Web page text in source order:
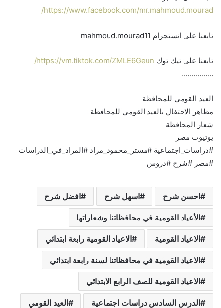
https://www.facebook.com/mr.mahmoud.mourad/
تابعنا على انستجرام mahmoud.mourad11
تابعنا على تيك توك https://vm.tiktok.com/ZMLE6Geun/
…………….
العيد القومي للمحافظة
مظاهر الاحتفال بالعيد القومي للمحافظة
شعار المحافظة
يوتيوب مصر
#دراسات_اجتماعية #مستر_محمود_مراد #المراد_في_الدراسات
#مصر #شرح #دروس
احسن شرح اسهل شرح افضل شرح
الأعياد القومية في محافظاتنا وشعاراتها
الاعياد القومية الاعياد القومية رابعة ابتدائي
الاعياد القومية في محافظاتنا لسنة رابعة ابتدائي
الاعياد القومية للصف الرابع الابتدائي
الدرس السادس دراسات اجتماعية العيد القومي